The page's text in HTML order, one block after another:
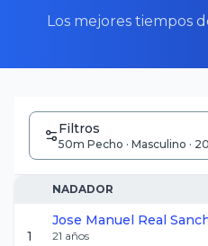
Los mejores tiempos
Filtros
50m Pecho · Masculino ·
NADADOR
1
Jose Manuel Real
21 años